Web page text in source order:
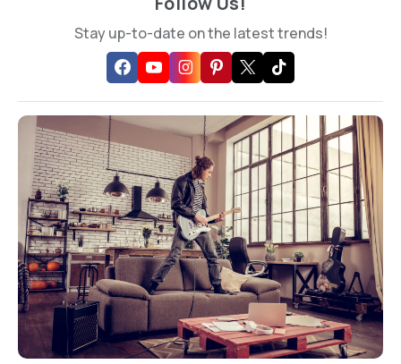
Stay up-to-date on the latest trends!